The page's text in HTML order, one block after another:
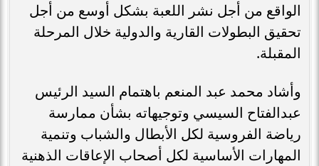
الواقع من أجل نشر اللعبة بشكل أوسع من أجل
تحقيق البطولات القارية والدولية خلال المرحلة
المقبلة.
وأشاد محمد عبد المنعم باهتمام السيد الرئيس
عبدالفتاح السيسي وتوجيهاته بشأن ممارسة
رياضة الفروسية لكل الأبطال والشباب وتنمية
المهارات الأساسية لكل أصحاب الإعاقات الذهنية